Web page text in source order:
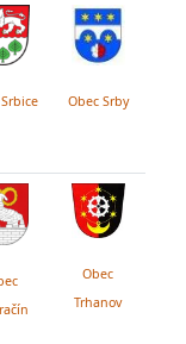
Obec Srby
Obec
Trhanov